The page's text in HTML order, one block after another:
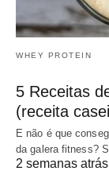
WHEY PROTEIN
5 Receitas
(receita
E não é que
da galera fitness?
2 semanas atrás